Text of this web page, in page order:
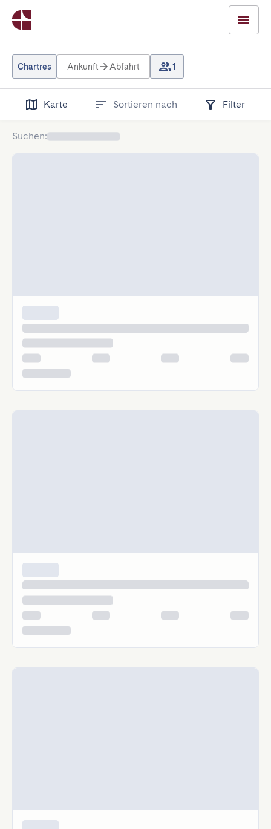
Chartres Ankunft Abfahrt 1
Karte Sortieren nach Filter
Suchen: